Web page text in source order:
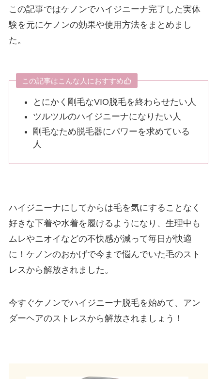
この記事ではケノンでハイジニーナ完了した実体
験を元にケノンの効果や使用方法をまとめまし
た。
この記事はこんな人におすすめ
とにかく剛毛なVIO脱毛を終わらせたい人
ツルツルのハイジニーナになりたい人
剛毛なため脱毛器にパワーを求めている
人
ハイジニーナにしてからは毛を気にすることなく
好きな下着や水着を履けるようになり、生理中も
ムレやニオイなどの不快感が減って毎日が快適
に！ケノンのおかげで今まで悩んでいた毛のスト
レスから解放されました。
今すぐケノンでハイジニーナ脱毛を始めて、アン
ダーヘアのストレスから解放されましょう！